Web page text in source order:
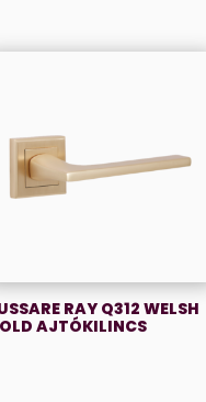
RAY Q312 WELSH
AJTÓKILINCS